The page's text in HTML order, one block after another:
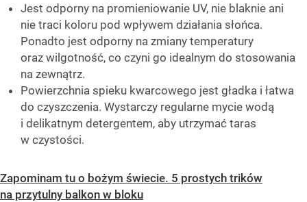
Jest odporny na promieniowanie UV, nie blaknie ani
nie traci koloru pod wpływem działania słońca.
Ponadto jest odporny na zmiany temperatury
oraz wilgotność, co czyni go idealnym do stosowania
na zewnątrz.
Powierzchnia spieku kwarcowego jest gładka i łatwa
do czyszczenia. Wystarczy regularne mycie wodą
i delikatnym detergentem, aby utrzymać taras
w czystości.
Zapominam tu o bożym świecie. 5 prostych trików
na przytulny balkon w bloku